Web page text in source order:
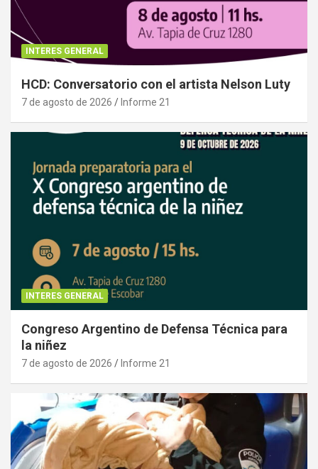
INTERES GENERAL
HCD: Conversatorio con el artista Nelson Luty
7 de agosto de 2026 Informe 21
INTERES GENERAL
Congreso Argentino de Defensa Técnica para
la niñez
7 de agosto de 2026 Informe 21